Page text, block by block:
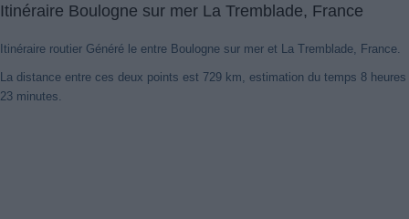
Itinéraire Boulogne sur mer La Tremblade, France
Itinéraire routier Généré le entre Boulogne sur mer et La Tremblade, France.
La distance entre ces deux points est 729 km, estimation du temps 8 heures
23 minutes.